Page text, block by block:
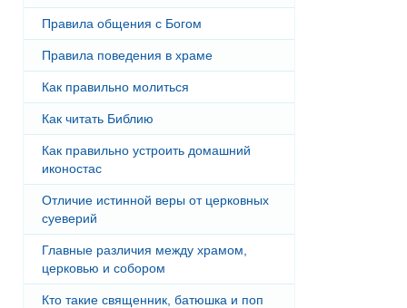
Правила общения с Богом
Правила поведения в храме
Как правильно молиться
Как читать Библию
Как правильно устроить домашний
иконостас
Отличие истинной веры от церковных
суеверий
Главные различия между храмом,
церковью и собором
Кто такие священник, батюшка и поп